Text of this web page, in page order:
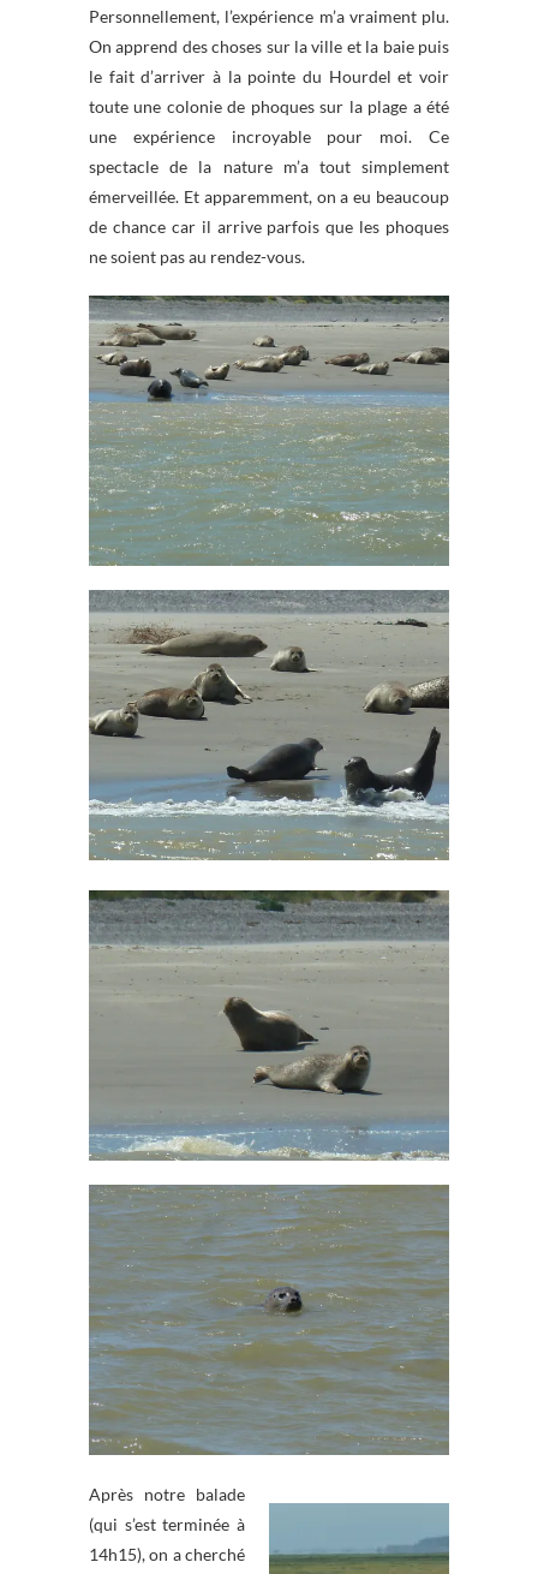
Personnellement, l’expérience m’a vraiment plu.
On apprend des choses sur la ville et la baie puis
le fait d’arriver à la pointe du Hourdel et voir
toute une colonie de phoques sur la plage a été
une expérience incroyable pour moi. Ce
spectacle de la nature m’a tout simplement
émerveillée. Et apparemment, on a eu beaucoup
de chance car il arrive parfois que les phoques
ne soient pas au rendez-vous.
Après notre balade
(qui s’est terminée à
14h15), on a cherché